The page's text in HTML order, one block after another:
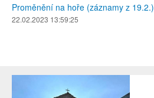
Proměnění na hoře (záznamy z 19.2.)
22.02.2023 13:59:25